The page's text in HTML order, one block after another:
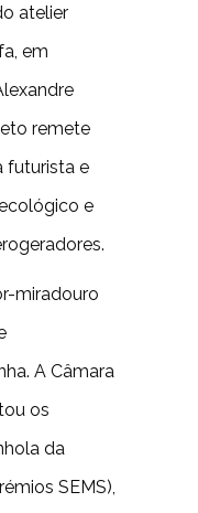
atelier
em
remete
futurista e
e
miradouro
A Câmara
os
da
SEMS),